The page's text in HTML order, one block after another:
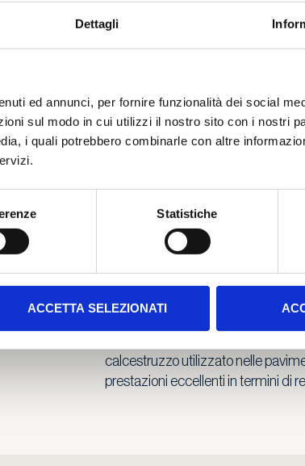
Dettagli
ed annunci, per fornire funzionalità dei social
sul modo in cui utilizzi il nostro sito con i nostri
i quali potrebbero combinarle con altre
Statistiche
ACCETTA SELEZIONATI
ignifugo. In caso di incendio, il
temperature, mantenendo la sua
materiali da costruzione. Inoltre, il
che aiuta a proteggere il materiale
Questa capacità è fondamentale
poiché un edificio con pavimenti,
collasso o al propagarsi delle
sua bassa conducibilità termica
garantire il tempo sufficiente per
La selezione accurata di inerti,
pavimentazione robusta,
calcestruzzo utilizzato nelle
prestazioni eccellenti in termini di